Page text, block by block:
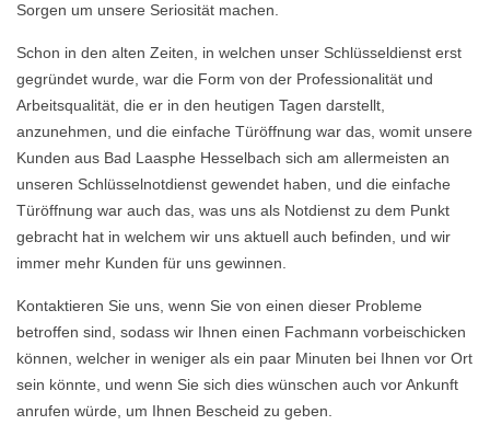
Sorgen um unsere Seriosität machen.
Schon in den alten Zeiten, in welchen unser Schlüsseldienst erst
gegründet wurde, war die Form von der Professionalität und
Arbeitsqualität, die er in den heutigen Tagen darstellt,
anzunehmen, und die einfache Türöffnung war das, womit unsere
Kunden aus Bad Laasphe Hesselbach sich am allermeisten an
unseren Schlüsselnotdienst gewendet haben, und die einfache
Türöffnung war auch das, was uns als Notdienst zu dem Punkt
gebracht hat in welchem wir uns aktuell auch befinden, und wir
immer mehr Kunden für uns gewinnen.
Kontaktieren Sie uns, wenn Sie von einen dieser Probleme
betroffen sind, sodass wir Ihnen einen Fachmann vorbeischicken
können, welcher in weniger als ein paar Minuten bei Ihnen vor Ort
sein könnte, und wenn Sie sich dies wünschen auch vor Ankunft
anrufen würde, um Ihnen Bescheid zu geben.